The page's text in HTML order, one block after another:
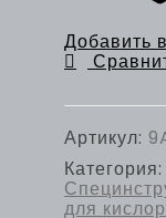
Добавить
Артикул:
Категория:
для